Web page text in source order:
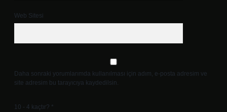
Web Sitesi
Daha sonraki yorumlarımda kullanılması için adım, e-posta adresim ve
site adresim bu tarayıcıya kaydedilsin.
10 - 4 kaçtır? *